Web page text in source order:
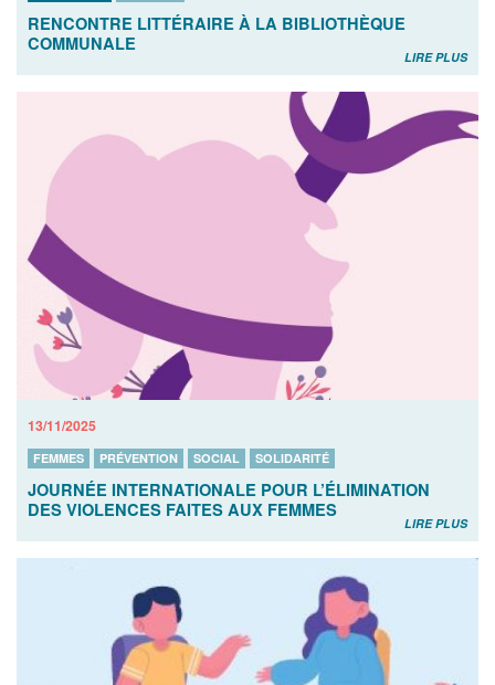
RENCONTRE LITTÉRAIRE À LA BIBLIOTHÈQUE
COMMUNALE
LIRE PLUS
13/11/2025
FEMMES PRÉVENTION SOCIAL SOLIDARITÉ
JOURNÉE INTERNATIONALE POUR L’ÉLIMINATION
DES VIOLENCES FAITES AUX FEMMES
LIRE PLUS